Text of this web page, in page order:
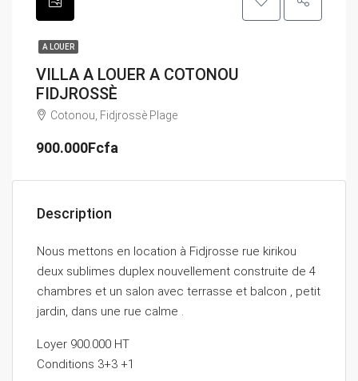
A LOUER
VILLA A LOUER A COTONOU
FIDJROSSÈ
Cotonou, Fidjrossè Plage
900.000Fcfa
Description
Nous mettons en location à Fidjrosse rue kirikou
deux sublimes duplex nouvellement construite de 4
chambres et un salon avec terrasse et balcon , petit
jardin, dans une rue calme .
Loyer 900.000 HT
Conditions 3+3 +1